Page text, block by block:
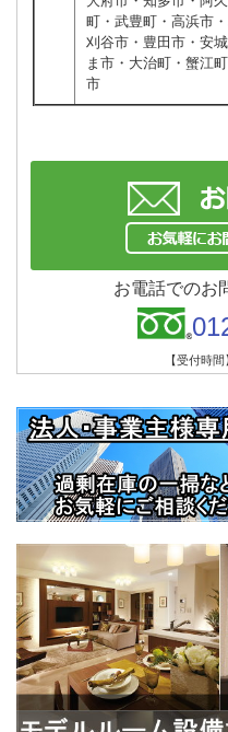
町・武豊町・高浜市
刈谷市・豊田市・安
ま市・大治町・蟹江
市
お電話でのお
【受付時